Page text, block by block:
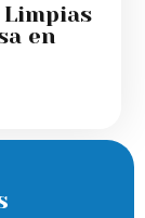
Limpias
en